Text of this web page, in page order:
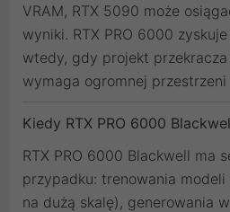
VRAM, RTX 5090 może
wyniki. RTX PRO 6000
wtedy, gdy projekt przekracza
wymaga ogromnej
Kiedy RTX PRO 6000
RTX PRO 6000 Blackwell ma
przypadku: trenowania
na dużą skalę), generowania